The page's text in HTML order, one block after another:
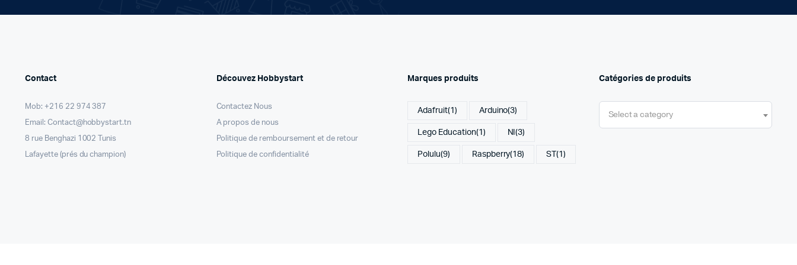
Contact
Mob: +216 22 974 387
Email: Contact@hobbystart.tn
8 rue Benghazi 1002 Tunis
Lafayette (prés du champion)
Découvez Hobbystart
Contactez Nous
A propos de nous
Politique de remboursement et de retour
Politique de confidentialité
Marques produits
Adafruit(1) Arduino(3)
Lego Education(1) NI(3)
Polulu(9) Raspberry(18) ST(1)
Catégories de produits
Select a category